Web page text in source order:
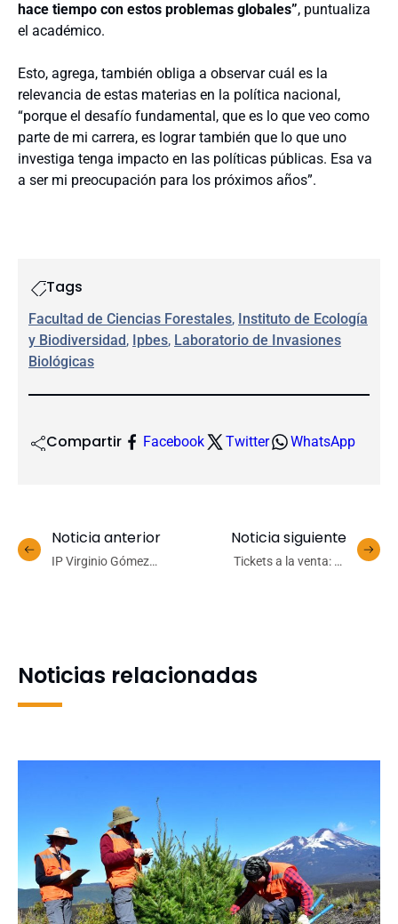
hace tiempo con estos problemas globales”, puntualiza
el académico.
Esto, agrega, también obliga a observar cuál es la
relevancia de estas materias en la política nacional,
“porque el desafío fundamental, que es lo que veo como
parte de mi carrera, es lograr también que lo que uno
investiga tenga impacto en las políticas públicas. Esa va
a ser mi preocupación para los próximos años”.
Tags
Facultad de Ciencias Forestales, Instituto de Ecología
y Biodiversidad, Ipbes, Laboratorio de Invasiones
Biológicas
Compartir Facebook Twitter WhatsApp
Noticia anterior
IP Virginio Gómez
Noticia siguiente
Tickets a la venta: se
Noticias relacionadas